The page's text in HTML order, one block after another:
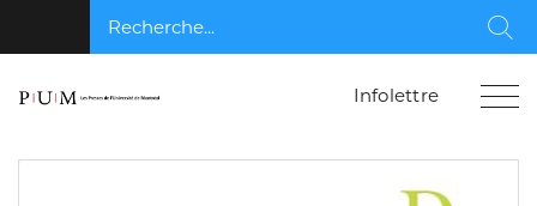
Recherche...
Infolettre